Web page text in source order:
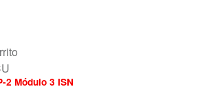
2 Módulo 3 ISN